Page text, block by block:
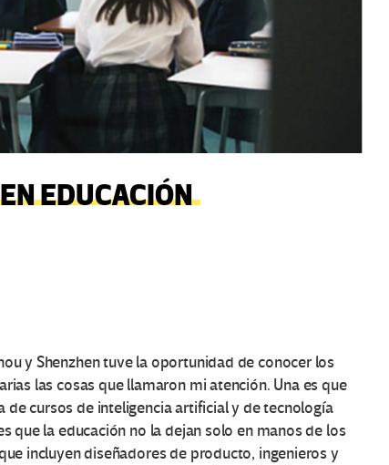
EDUCACIÓN
y Shenzhen tuve la oportunidad de conocer los
las cosas que llamaron mi atención. Una es que
de cursos de inteligencia artificial y de tecnología
que la educación no la dejan solo en manos de los
incluyen diseñadores de producto, ingenieros y